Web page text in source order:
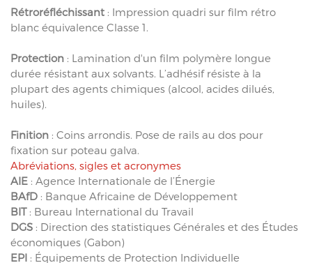
Rétroréfléchissant : Impression quadri sur film rétro
blanc équivalence Classe 1.
Protection : Lamination d'un film polymère longue
durée résistant aux solvants. L’adhésif résiste à la
plupart des agents chimiques (alcool, acides dilués,
huiles).
Finition : Coins arrondis. Pose de rails au dos pour
fixation sur poteau galva.
Abréviations, sigles et acronymes
AIE : Agence Internationale de l’Énergie
BAfD : Banque Africaine de Développement
BIT: Bureau International du Travail
DGS : Direction des statistiques Générales et des Études
économiques (Gabon)
EPI : Équipements de Protection Individuelle